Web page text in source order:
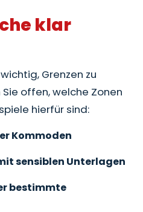
klar
Grenzen zu
offen, welche Zonen
hierfür sind:
Kommoden
sensiblen Unterlagen
bestimmte